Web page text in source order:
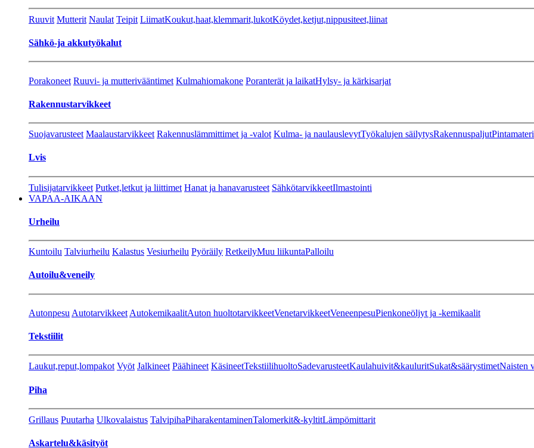
Ruuvit Mutterit Naulat Teipit LiimatKoukut,haat,klemmarit,lukotKöydet,ketjut,nippusiteet,liinat
Sähkö-ja akkutyökalut
Porakoneet Ruuvi- ja mutterivääntimet Kulmahiomakone Poranterät ja laikatHylsy- ja kärkisarjat
Rakennustarvikkeet
Suojavarusteet Maalaustarvikkeet Rakennuslämmittimet ja -valot Kulma- ja naulauslevytTyökalujen säilytysRakennuspaljut
Lvis
Tulisijatarvikkeet Putket,letkut ja liittimet Hanat ja hanavarusteet SähkötarvikkeetIlmastointi
VAPAA-AIKAAN
Urheilu
Kuntoilu Talviurheilu Kalastus Vesiurheilu Pyöräily RetkeilyMuu liikuntaPalloilu
Autoilu&veneily
Autonpesu Autotarvikkeet AutokemikaalitAuton huoltotarvikkeetVenetarvikkeetVeneenpesuPienkoneöljyt ja -kemikaalit
Tekstiilit
Laukut,reput,lompakot Vyöt Jalkineet Päähineet KäsineetTekstiilihuoltoSadevarusteetKaulahuivit&kauluritSukat&säärystimetNaisten
Piha
Grillaus Puutarha Ulkovalaistus TalvipihaPiharakentaminenTalomerkit&-kyltitLämpömittarit
Askartelu&käsityöt